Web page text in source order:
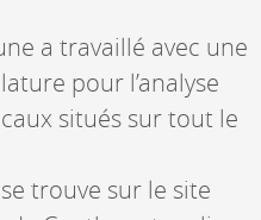
a travaillé avec une
pour l’analyse
situés sur tout le
trouve sur le site